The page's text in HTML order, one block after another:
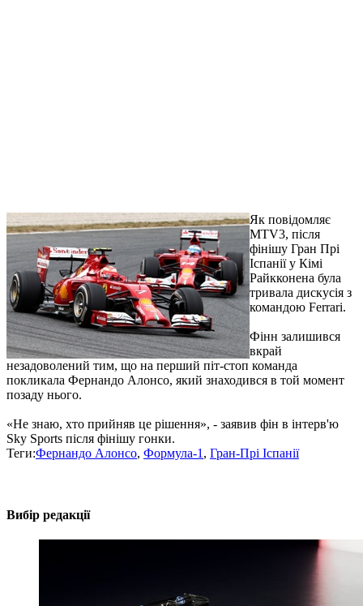
Як повідомляє
MTV3, після
фінішу Гран Прі
Іспанії у Кімі
Райкконена була
тривала дискусія з
командою Ferrari.
Фінн залишився
вкрай
незадоволений тим, що на перший піт-стоп команда
покликала Фернандо Алонсо, який знаходився в той момент
позаду нього.
«Не знаю, хто прийняв це рішення», - заявив фін в інтерв'ю
Sky Sports після фінішу гонки.
Теги:Фернандо Алонсо, Формула-1, Гран-Прі Іспанії
Вибір редакції